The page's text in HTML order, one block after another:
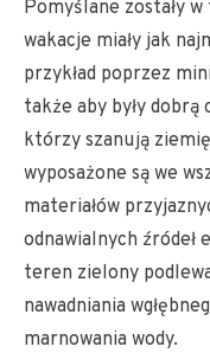
Pomyślane zostały
wakacje miały jak
przykład poprzez
także aby były
którzy szanują
wyposażone są we
materiałów
odnawialnych źródeł
teren zielony
nawadniania
marnowania wody.